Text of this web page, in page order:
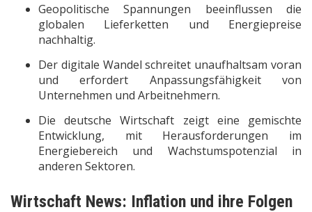
Geopolitische Spannungen beeinflussen die
globalen Lieferketten und Energiepreise
nachhaltig.
Der digitale Wandel schreitet unaufhaltsam voran
und erfordert Anpassungsfähigkeit von
Unternehmen und Arbeitnehmern.
Die deutsche Wirtschaft zeigt eine gemischte
Entwicklung, mit Herausforderungen im
Energiebereich und Wachstumspotenzial in
anderen Sektoren.
Wirtschaft News: Inflation und ihre Folgen